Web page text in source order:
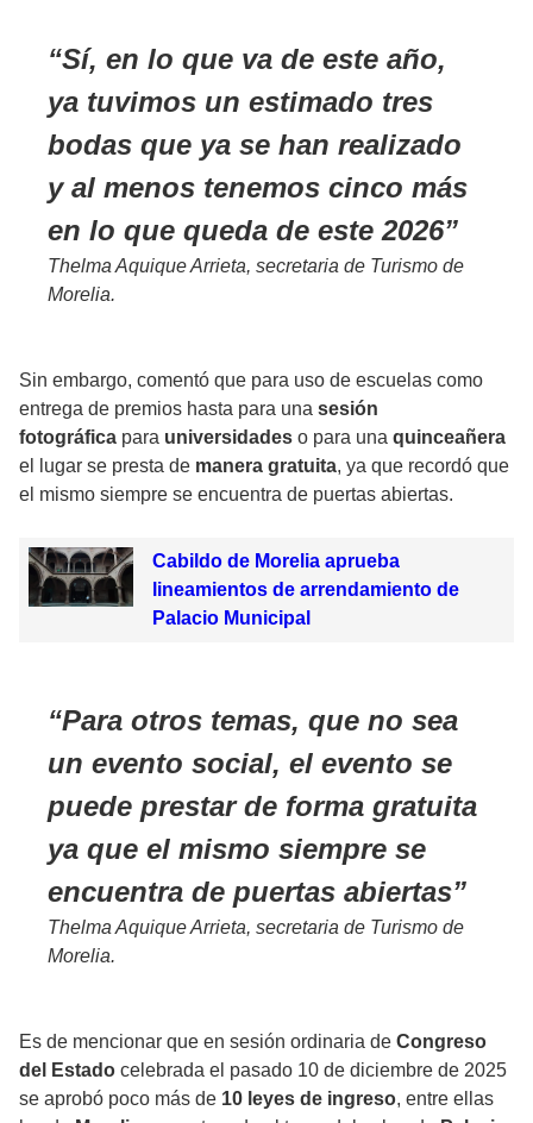
Sí, en lo que va de este año,
ya tuvimos un estimado tres
bodas que ya se han realizado
y al menos tenemos cinco más
en lo que queda de este 2026
Thelma Aquique Arrieta, secretaria de Turismo de
Morelia.
Sin embargo, comentó que para uso de escuelas como
entrega de premios hasta para una sesión
fotográfica para universidades o para una quinceañera
el lugar se presta de manera gratuita, ya que recordó que
el mismo siempre se encuentra de puertas abiertas.
Cabildo de Morelia aprueba
lineamientos de arrendamiento de
Palacio Municipal
Para otros temas, que no sea
un evento social, el evento se
puede prestar de forma gratuita
ya que el mismo siempre se
encuentra de puertas abiertas
Thelma Aquique Arrieta, secretaria de Turismo de
Morelia.
Es de mencionar que en sesión ordinaria de Congreso
del Estado celebrada el pasado 10 de diciembre de 2025
se aprobó poco más de 10 leyes de ingreso, entre ellas